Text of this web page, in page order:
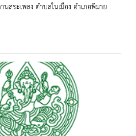
สระเพลง ตำบลในเมือง อำเภอพิมาย